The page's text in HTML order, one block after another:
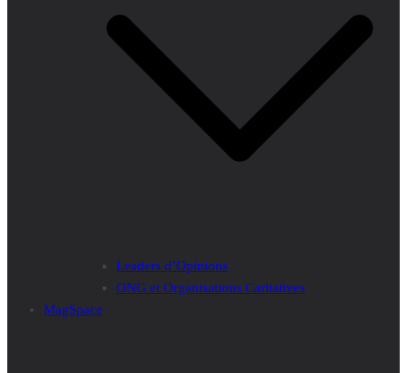
Leaders d’Opinions
ONG et Organisations Caritatives
MagSpace